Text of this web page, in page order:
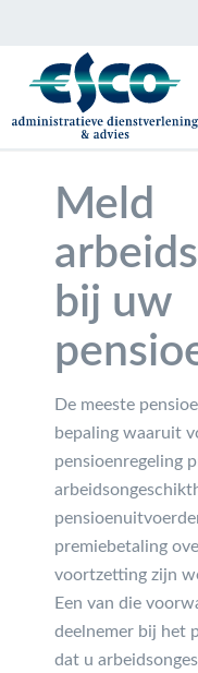
Meld
bij uw
De meeste
bepaling waaruit
pensioenregeling
premiebetaling
voortzetting zijn
Een van die
deelnemer bij het
dat u